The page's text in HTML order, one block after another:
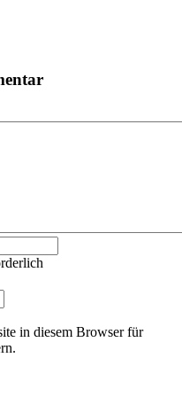
in diesem Browser für